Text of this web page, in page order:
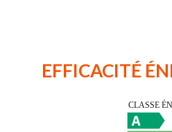
EFFICACITÉ